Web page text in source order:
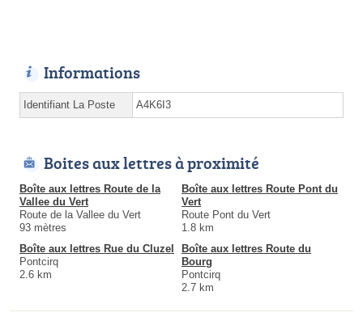
Informations
Identifiant La Poste A4K6I3
Boites aux lettres à proximité
Boîte aux lettres Route de la
Vallee du Vert
Route de la Vallee du Vert
93 mètres
Boîte aux lettres Route Pont du
Vert
Route Pont du Vert
1.8 km
Boîte aux lettres Rue du Cluzel
Pontcirq
2.6 km
Boîte aux lettres Route du
Bourg
Pontcirq
2.7 km